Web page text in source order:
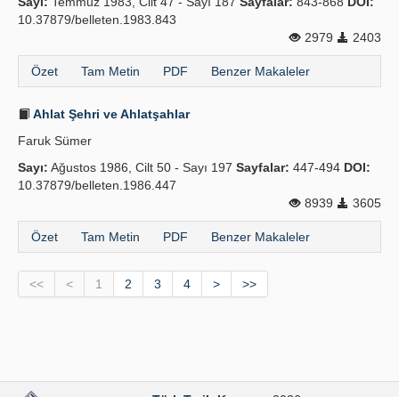
10.37879/belleten.1983.843
2979
2403
Özet Tam Metin PDF Benzer Makaleler
Ahlat Şehri ve Ahlatşahlar
Faruk Sümer
Sayı: Ağustos 1986, Cilt 50 - Sayı 197 Sayfalar: 447-494 DOI:
10.37879/belleten.1986.447
8939
3605
Özet Tam Metin PDF Benzer Makaleler
<< < 1 2 3 4 > >>